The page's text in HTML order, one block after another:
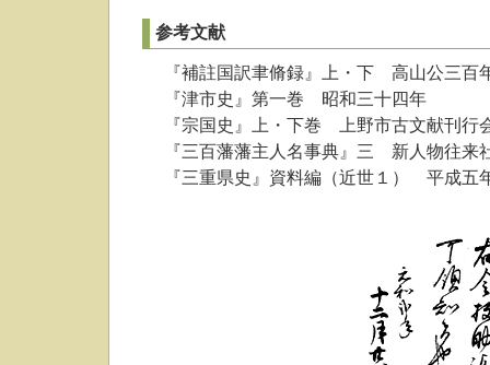
参考文献
『補註国訳聿脩録』上・下 高山公三
『津市史』第一巻 昭和三十四年
『宗国史』上・下巻 上野市古文献刊
『三百藩藩主人名事典』三 新人物往
『三重県史』資料編（近世１） 平成五